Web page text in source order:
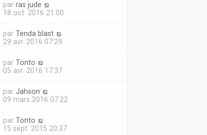
par ras jude
18 oct. 2016 21:00
par Tenda blast
29 avr. 2016 07:29
par Tonto
05 avr. 2016 17:37
par Jahson
09 mars 2016 07:22
par Tonto
15 sept. 2015 20:37